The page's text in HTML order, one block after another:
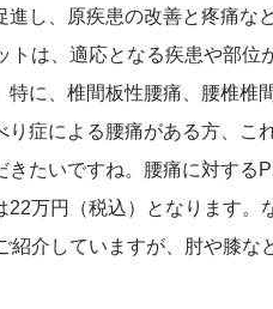
進し、原疾患の改善と疼痛な
トは、適応となる疾患や部位
特に、椎間板性腰痛、腰椎椎
り症による腰痛がある方、こ
きたいですね。腰痛に対する
22万円（税込）となります。
紹介していますが、肘や膝な